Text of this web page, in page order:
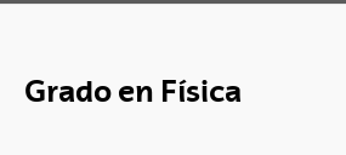
Grado en Física